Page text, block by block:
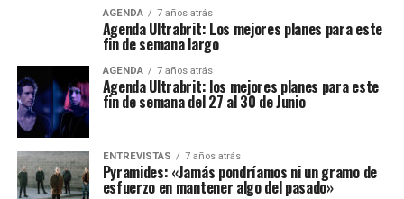
AGENDA 7 años atrás
Agenda Ultrabrit: Los mejores planes para este
fin de semana largo
AGENDA 7 años atrás
Agenda Ultrabrit: los mejores planes para este
fin de semana del 27 al 30 de Junio
ENTREVISTAS 7 años atrás
Pyramides: «Jamás pondríamos ni un gramo de
esfuerzo en mantener algo del pasado»